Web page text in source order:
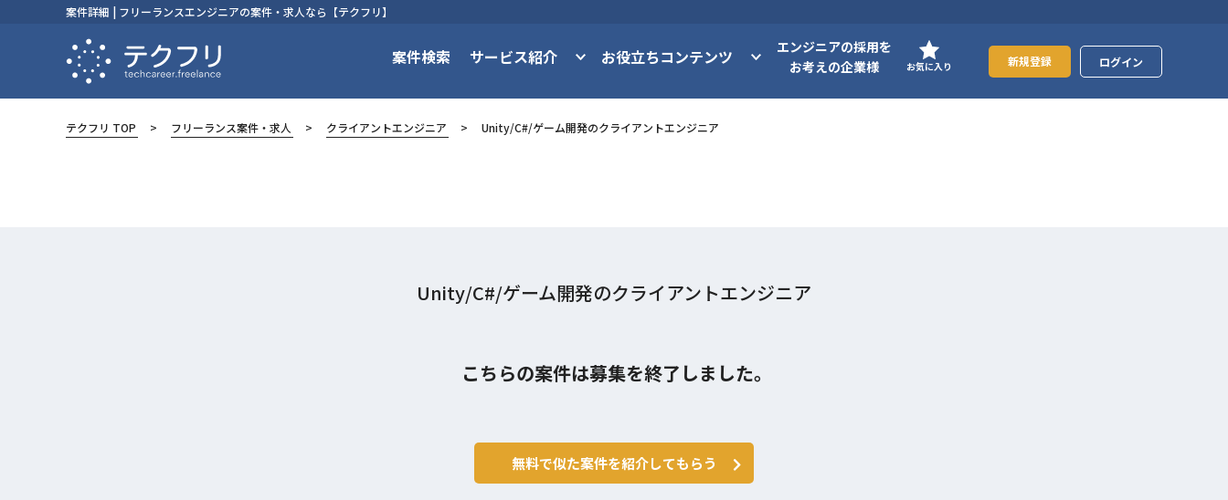
案件詳細 | フリーランスエンジニアの案件・求人なら【テクフリ】
案件検索 サービス紹介 お役立ちコンテンツ
エンジニアの採用を
お考えの企業様
お気に入り 新規登録 ログイン
テクフリ TOP フリーランス案件・求人 クライアントエンジニア Unity/C#/ゲーム開発のクライアントエンジニア
Unity/C#/ゲーム開発のクライアントエンジニア
こちらの案件は募集を終了しました。
無料で似た案件を紹介してもらう